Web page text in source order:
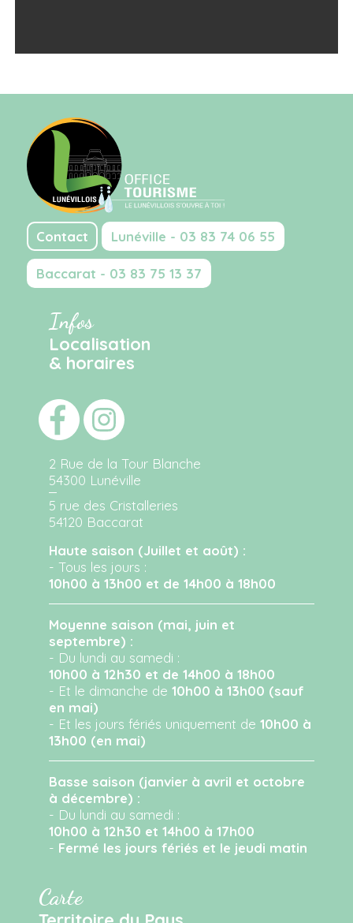
Contact Lunéville - 03 83 74 06 55
Baccarat - 03 83 75 13 37
Infos
Localisation
& horaires
2 Rue de la Tour Blanche
54300 Lunéville
5 rue des Cristalleries
54120 Baccarat
Haute saison (Juillet et août) :
- Tous les jours :
10h00 à 13h00 et de 14h00 à 18h00
Moyenne saison (mai, juin et
septembre) :
- Du lundi au samedi :
10h00 à 12h30 et de 14h00 à 18h00
- Et le dimanche de10h00 à 13h00 (sauf
en mai)
- Et les jours fériés uniquement de10h00 à
13h00 (en mai)
Basse saison (janvier à avril et octobre
à décembre) :
- Du lundi au samedi :
10h00 à 12h30 et 14h00 à 17h00
- Fermé les jours fériés et le jeudi matin
Carte